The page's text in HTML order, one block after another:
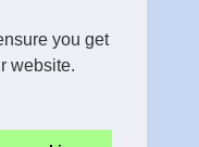
you get
website.